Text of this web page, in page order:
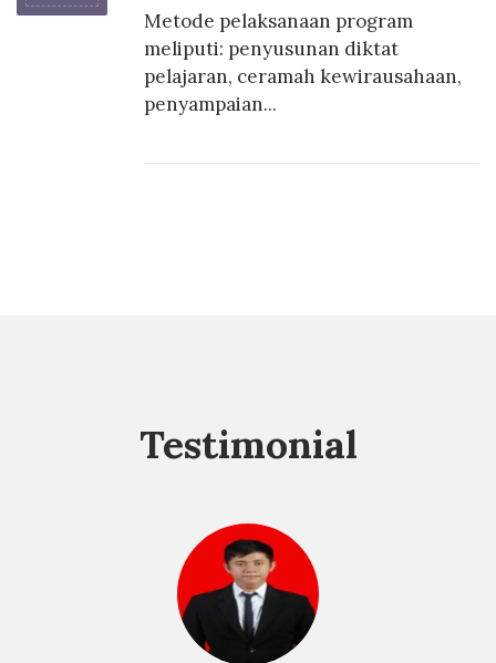
Metode pelaksanaan program
meliputi: penyusunan diktat
pelajaran, ceramah kewirausahaan,
penyampaian...
Testimonial